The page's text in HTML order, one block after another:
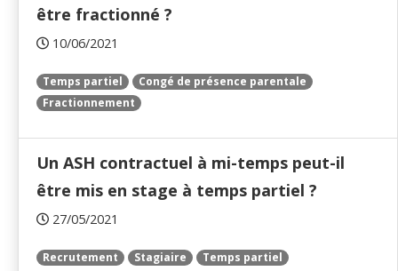
être fractionné ?
10/06/2021
Temps partiel
Congé de présence parentale
Fractionnement
Un ASH contractuel à mi-temps peut-il
être mis en stage à temps partiel ?
27/05/2021
Recrutement Stagiaire Temps partiel